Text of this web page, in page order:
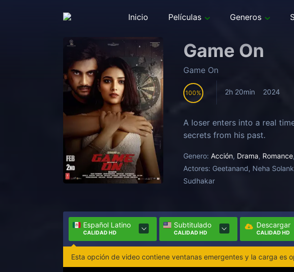
Inicio Películas Generos
Game On
Game On
100 2h 20min 2024
A loser enters into a real
secrets from his past.
Genero: Acción, Drama, Romance,
Actores: Geetanand, Neha
Sudhakar
Español Latino
CALIDAD HD
Subtitulado
CALIDAD HD
Descargar
CALIDAD HD
Esta opción de video contiene ventanas emergentes y la carga es